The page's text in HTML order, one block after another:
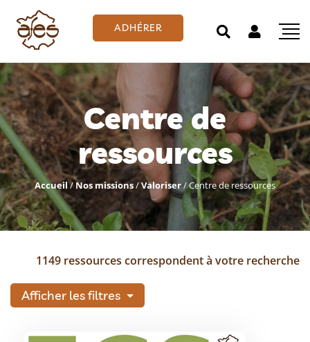
ADHÉRER
Centre de
ressources
Accueil/Nos missions/Valoriser/Centre de ressources
1149 ressources correspondent à votre recherche
Afficher les filtres